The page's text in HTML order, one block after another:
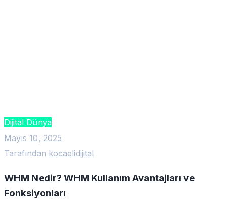
Dijital Dünya
Mayıs 10, 2025
Tarafından kocaelidijital
WHM Nedir? WHM Kullanım Avantajları ve
Fonksiyonları